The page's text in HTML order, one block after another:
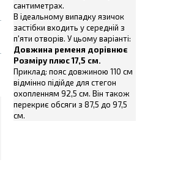
сантиметрах.
В ідеальному випадку язичок
застібки входить у середній з
п'яти отворів. У цьому варіанті:
Довжина ременя дорівнює
Розміру плюс 17,5 см.
Приклад: пояс довжиною 110 см
відмінно підійде для стегон
охопленням 92,5 см. Він також
перекриє обсяги з 87,5 до 97,5
см.